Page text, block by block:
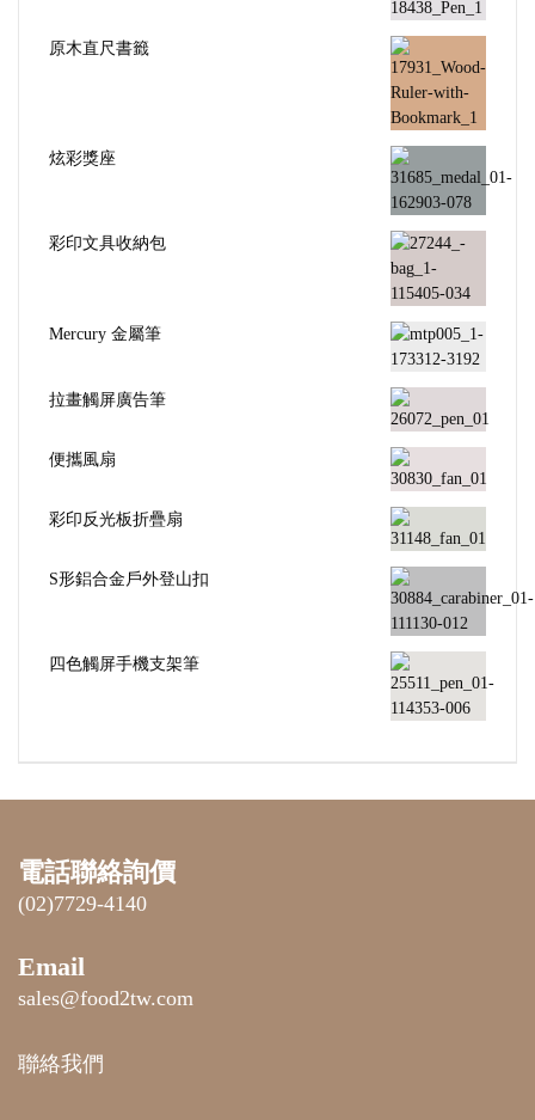
原木直尺書籤
炫彩獎座
彩印文具收納包
Mercury 金屬筆
拉畫觸屏廣告筆
便攜風扇
彩印反光板折疊扇
S形鋁合金戶外登山扣
四色觸屏手機支架筆
電話聯絡詢價
(02)7729-4140
Email
sales@food2tw.com
聯絡我們